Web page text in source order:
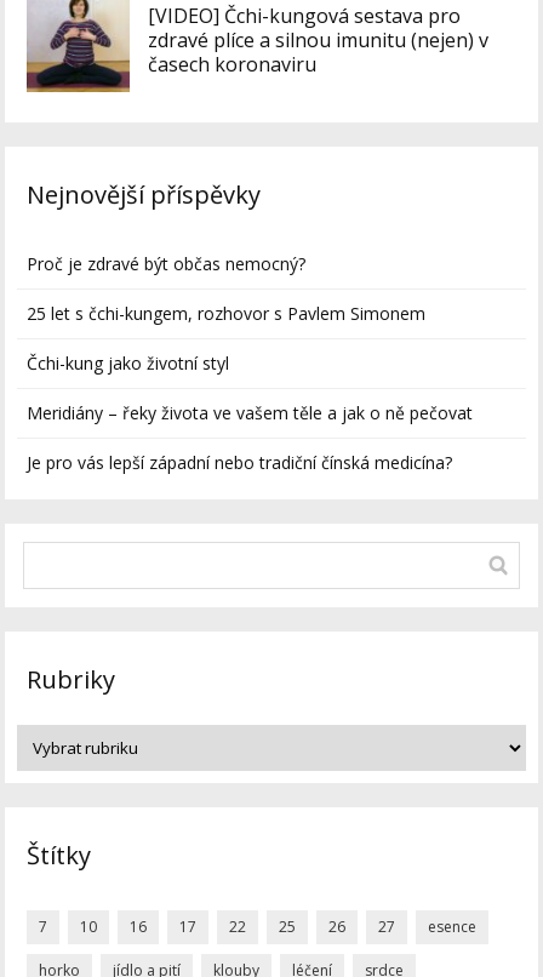
[VIDEO] Čchi-kungová sestava pro
zdravé plíce a silnou imunitu (nejen) v
časech koronaviru
Nejnovější příspěvky
Proč je zdravé být občas nemocný?
25 let s čchi-kungem, rozhovor s Pavlem Simonem
Čchi-kung jako životní styl
Meridiány – řeky života ve vašem těle a jak o ně pečovat
Je pro vás lepší západní nebo tradiční čínská medicína?
Rubriky
Štítky
7 10 16 17 22 25 26 27 esence
horko jídlo a pití klouby léčení srdce